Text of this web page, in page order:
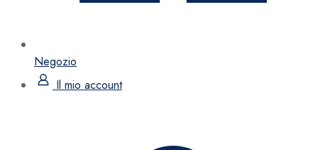
Negozio
Il mio account